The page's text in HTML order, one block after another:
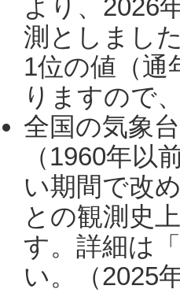
より、2026
測としまし
1位の値（通
りますので
全国の気象
（1960年
い期間で改
との観測史
す。詳細は「
い。（2025